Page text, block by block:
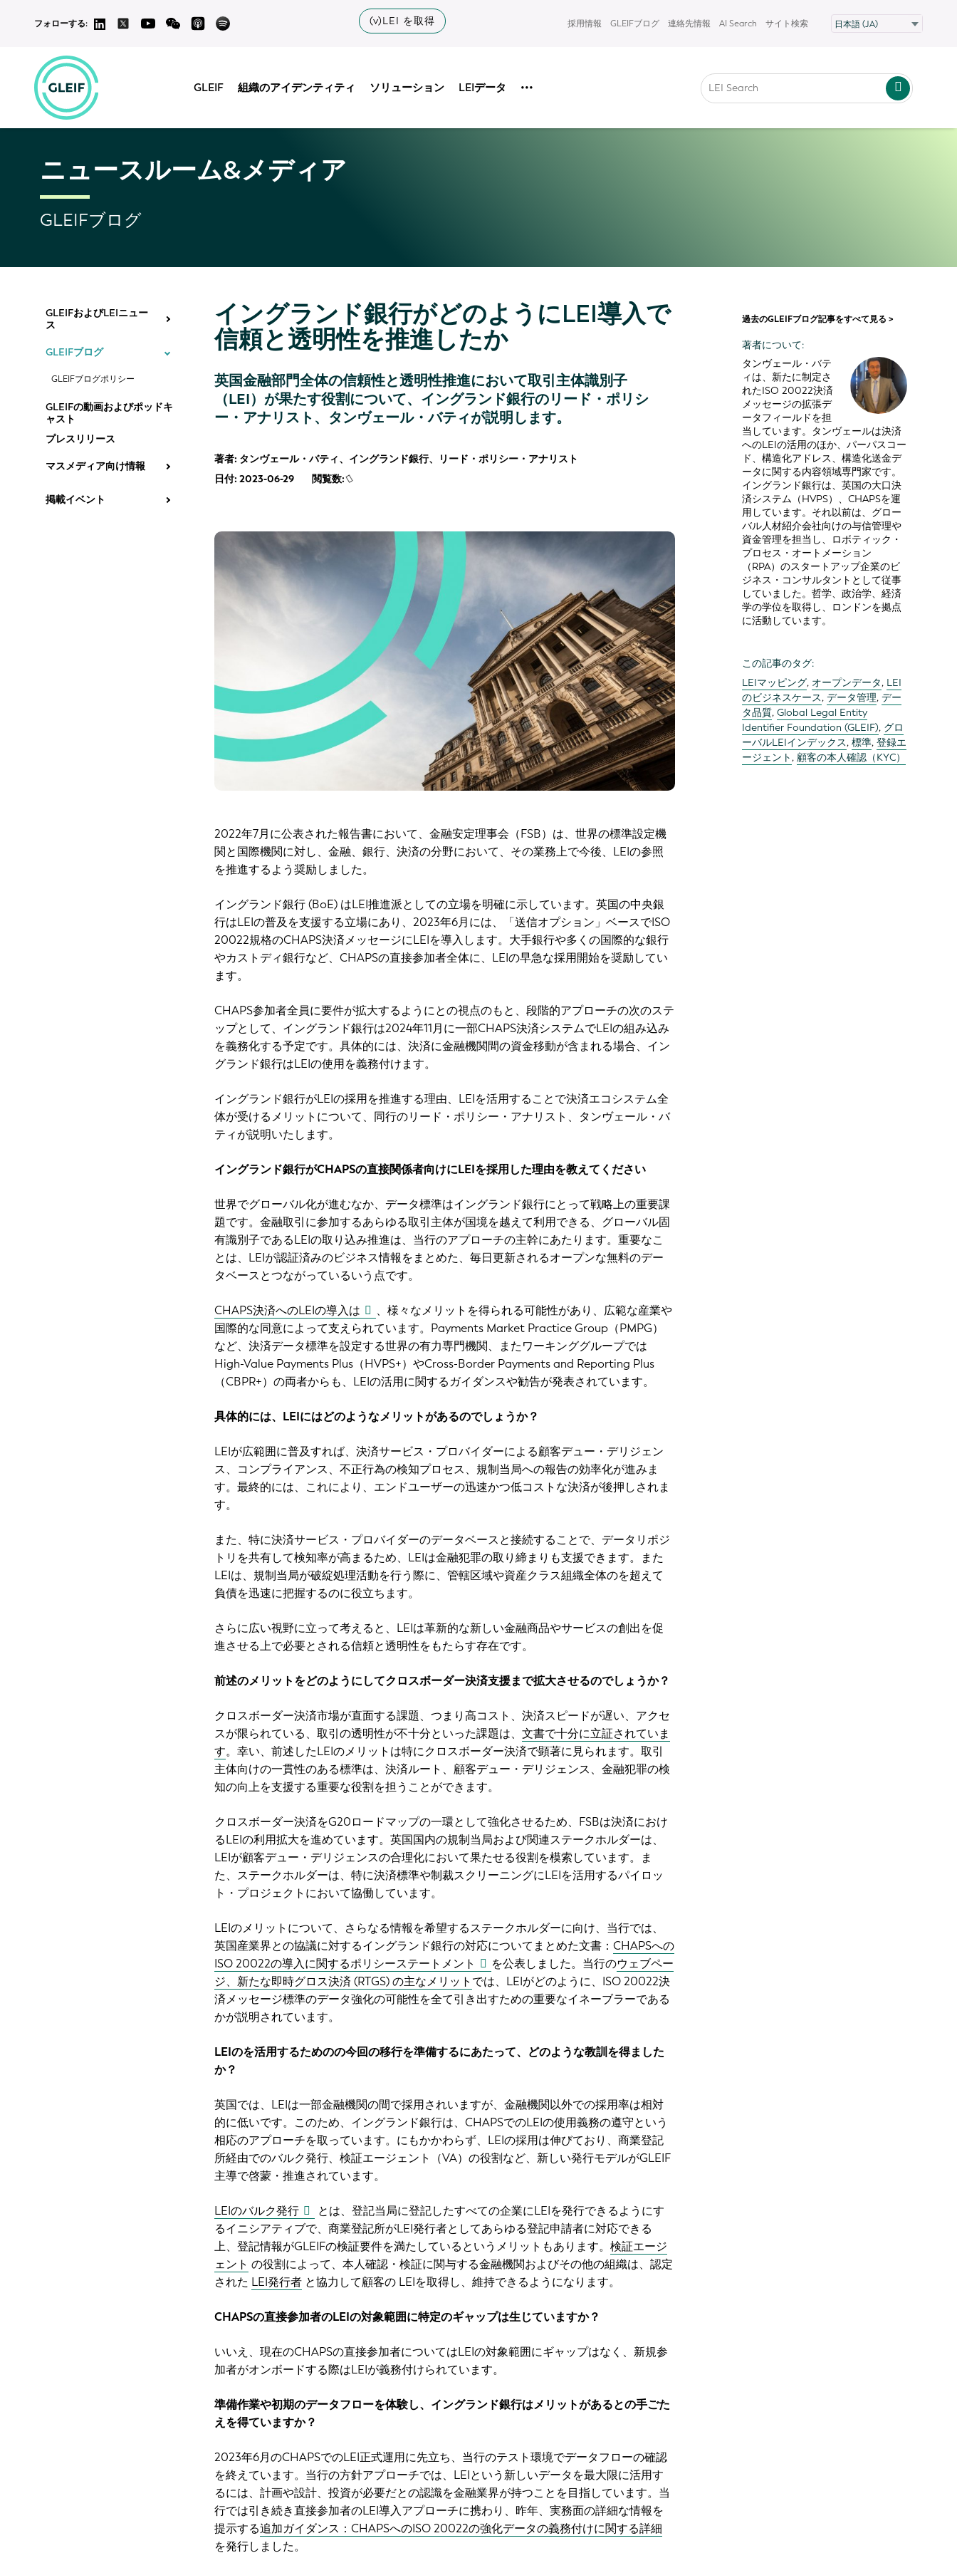
フォローする: (v)LEI を取得 採用情報 GLEIFブログ 連絡先情報 AI Search サイト検索
GLEIF 組織のアイデンティティ ソリューション LEIデータ •••
ニュースルーム&メディア
GLEIFブログ
GLEIFおよびLEIニュー
ス
GLEIFブログ
GLEIFブログポリシー
GLEIFの動画およびポッドキ
ャスト
プレスリリース
マスメディア向け情報
掲載イベント
イングランド銀行がどのようにLEI導入で
信頼と透明性を推進したか
英国金融部門全体の信頼性と透明性推進において取引主体識別子
（LEI）が果たす役割について、イングランド銀行のリード・ポリシ
ー・アナリスト、タンヴェール・バティが説明します。
著者: タンヴェール・バティ、イングランド銀行、リード・ポリシー・アナリスト
日付: 2023-06-29
閲覧数:
2022年7月に公表された報告書において、金融安定理事会（FSB）は、世界の標準設定機
関と国際機関に対し、金融、銀行、決済の分野において、その業務上で今後、LEIの参照
を推進するよう奨励しました。
イングランド銀行 (BoE) はLEI推進派としての立場を明確に示しています。英国の中央銀
行はLEIの普及を支援する立場にあり、2023年6月には、「送信オプション」ベースでISO
20022規格のCHAPS決済メッセージにLEIを導入します。大手銀行や多くの国際的な銀行
やカストディ銀行など、CHAPSの直接参加者全体に、LEIの早急な採用開始を奨励してい
ます。
CHAPS参加者全員に要件が拡大するようにとの視点のもと、段階的アプローチの次のステ
ップとして、イングランド銀行は2024年11月に一部CHAPS決済システムでLEIの組み込み
を義務化する予定です。具体的には、決済に金融機関間の資金移動が含まれる場合、イン
グランド銀行はLEIの使用を義務付けます。
イングランド銀行がLEIの採用を推進する理由、LEIを活用することで決済エコシステム全
体が受けるメリットについて、同行のリード・ポリシー・アナリスト、タンヴェール・バ
ティが説明いたします。
イングランド銀行がCHAPSの直接関係者向けにLEIを採用した理由を教えてください
世界でグローバル化が進むなか、データ標準はイングランド銀行にとって戦略上の重要課
題です。金融取引に参加するあらゆる取引主体が国境を越えて利用できる、グローバル固
有識別子であるLEIの取り込み推進は、当行のアプローチの主幹にあたります。重要なこ
とは、LEIが認証済みのビジネス情報をまとめた、毎日更新されるオープンな無料のデー
タベースとつながっているいう点です。
CHAPS決済へのLEIの導入は
、様々なメリットを得られる可能性があり、広範な産業や
国際的な同意によって支えられています。Payments Market Practice Group（PMPG）
など、決済データ標準を設定する世界の有力専門機関、またワーキンググループでは
High-Value Payments Plus（HVPS+）やCross-Border Payments and Reporting Plus
（CBPR+）の両者からも、LEIの活用に関するガイダンスや勧告が発表されています。
具体的には、LEIにはどのようなメリットがあるのでしょうか？
LEIが広範囲に普及すれば、決済サービス・プロバイダーによる顧客デュー・デリジェン
ス、コンプライアンス、不正行為の検知プロセス、規制当局への報告の効率化が進みま
す。最終的には、これにより、エンドユーザーの迅速かつ低コストな決済が後押しされま
す。
また、特に決済サービス・プロバイダーのデータベースと接続することで、データリポジ
トリを共有して検知率が高まるため、LEIは金融犯罪の取り締まりも支援できます。また
LEIは、規制当局が破綻処理活動を行う際に、管轄区域や資産クラス組織全体のを超えて
負債を迅速に把握するのに役立ちます。
さらに広い視野に立って考えると、LEIは革新的な新しい金融商品やサービスの創出を促
進させる上で必要とされる信頼と透明性をもたらす存在です。
前述のメリットをどのようにしてクロスボーダー決済支援まで拡大させるのでしょうか？
クロスボーダー決済市場が直面する課題、つまり高コスト、決済スピードが遅い、アクセ
スが限られている、取引の透明性が不十分といった課題は、文書で十分に立証されていま
す。幸い、前述したLEIのメリットは特にクロスボーダー決済で顕著に見られます。取引
主体向けの一貫性のある標準は、決済ルート、顧客デュー・デリジェンス、金融犯罪の検
知の向上を支援する重要な役割を担うことができます。
クロスボーダー決済をG20ロードマップの一環として強化させるため、FSBは決済におけ
るLEIの利用拡大を進めています。英国国内の規制当局および関連ステークホルダーは、
LEIが顧客デュー・デリジェンスの合理化において果たせる役割を模索しています。ま
た、ステークホルダーは、特に決済標準や制裁スクリーニングにLEIを活用するパイロッ
ト・プロジェクトにおいて協働しています。
LEIのメリットについて、さらなる情報を希望するステークホルダーに向け、当行では、
英国産業界との協議に対するイングランド銀行の対応についてまとめた文書：CHAPSへの
ISO 20022の導入に関するポリシーステートメント
を公表しました。当行のウェブペー
ジ、新たな即時グロス決済 (RTGS) の主なメリット では、LEIがどのように、ISO 20022決
済メッセージ標準のデータ強化の可能性を全て引き出すための重要なイネーブラーである
かが説明されています。
LEIのを活用するためのの今回の移行を準備するにあたって、どのような教訓を得ました
か？
英国では、LEIは一部金融機関の間で採用されいますが、金融機関以外での採用率は相対
的に低いです。このため、イングランド銀行は、CHAPSでのLEIの使用義務の遵守という
相応のアプローチを取っています。にもかかわらず、LEIの採用は伸びており、商業登記
所経由でのバルク発行、検証エージェント（VA）の役割など、新しい発行モデルがGLEIF
主導で啓蒙・推進されています。
LEIのバルク発行
とは、登記当局に登記したすべての企業にLEIを発行できるようにす
るイニシアティブで、商業登記所がLEI発行者としてあらゆる登記申請者に対応できる
上、登記情報がGLEIFの検証要件を満たしているというメリットもあります。検証エージ
ェント の役割によって、本人確認・検証に関与する金融機関およびその他の組織は、認定
された LEI発行者 と協力して顧客の LEIを取得し、維持できるようになります。
CHAPSの直接参加者のLEIの対象範囲に特定のギャップは生じていますか？
いいえ、現在のCHAPSの直接参加者についてはLEIの対象範囲にギャップはなく、新規参
加者がオンボードする際はLEIが義務付けられています。
準備作業や初期のデータフローを体験し、イングランド銀行はメリットがあるとの手ごた
えを得ていますか？
2023年6月のCHAPSでのLEI正式運用に先立ち、当行のテスト環境でデータフローの確認
を終えています。当行の方針アプローチでは、LEIという新しいデータを最大限に活用す
るには、計画や設計、投資が必要だとの認識を金融業界が持つことを目指しています。当
行では引き続き直接参加者のLEI導入アプローチに携わり、昨年、実務面の詳細な情報を
提示する追加ガイダンス：CHAPSへのISO 20022の強化データの義務付けに関する詳細
を発行しました。
過去のGLEIFブログ記事をすべて見る >
著者について:
タンヴェール・バテ
ィは、新たに制定さ
れたISO 20022決済
メッセージの拡張デ
ータフィールドを担
当しています。タンヴェールは決済
へのLEIの活用のほか、パーパスコー
ド、構造化アドレス、構造化送金デ
ータに関する内容領域専門家です。
イングランド銀行は、英国の大口決
済システム（HVPS）、CHAPSを運
用しています。それ以前は、グロー
バル人材紹介会社向けの与信管理や
資金管理を担当し、ロボティック・
プロセス・オートメーション
（RPA）のスタートアップ企業のビ
ジネス・コンサルタントとして従事
していました。哲学、政治学、経済
学の学位を取得し、ロンドンを拠点
に活動しています。
この記事のタグ:
LEIマッピング, オープンデータ, LEI
のビジネスケース, データ管理, デー
タ品質, Global Legal Entity
Identifier Foundation (GLEIF), グロ
ーバルLEIインデックス, 標準, 登録エ
ージェント, 顧客の本人確認（KYC）